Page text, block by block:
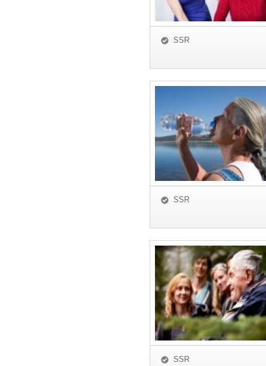
SSR
SSR
SSR